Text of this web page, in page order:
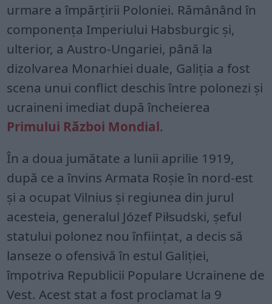
urmare a împărțirii Poloniei. Rămânând în
componența Imperiului Habsburgic și,
ulterior, a Austro-Ungariei, până la
dizolvarea Monarhiei duale, Galiția a fost
scena unui conflict deschis între polonezi și
ucraineni imediat după încheierea
Primului Război Mondial.
În a doua jumătate a lunii aprilie 1919,
după ce a învins Armata Roșie în nord-est
și a ocupat Vilnius și regiunea din jurul
acesteia, generalul Józef Piłsudski, șeful
statului polonez nou înființat, a decis să
lanseze o ofensivă în estul Galiției,
împotriva Republicii Populare Ucrainene de
Vest. Acest stat a fost proclamat la 9